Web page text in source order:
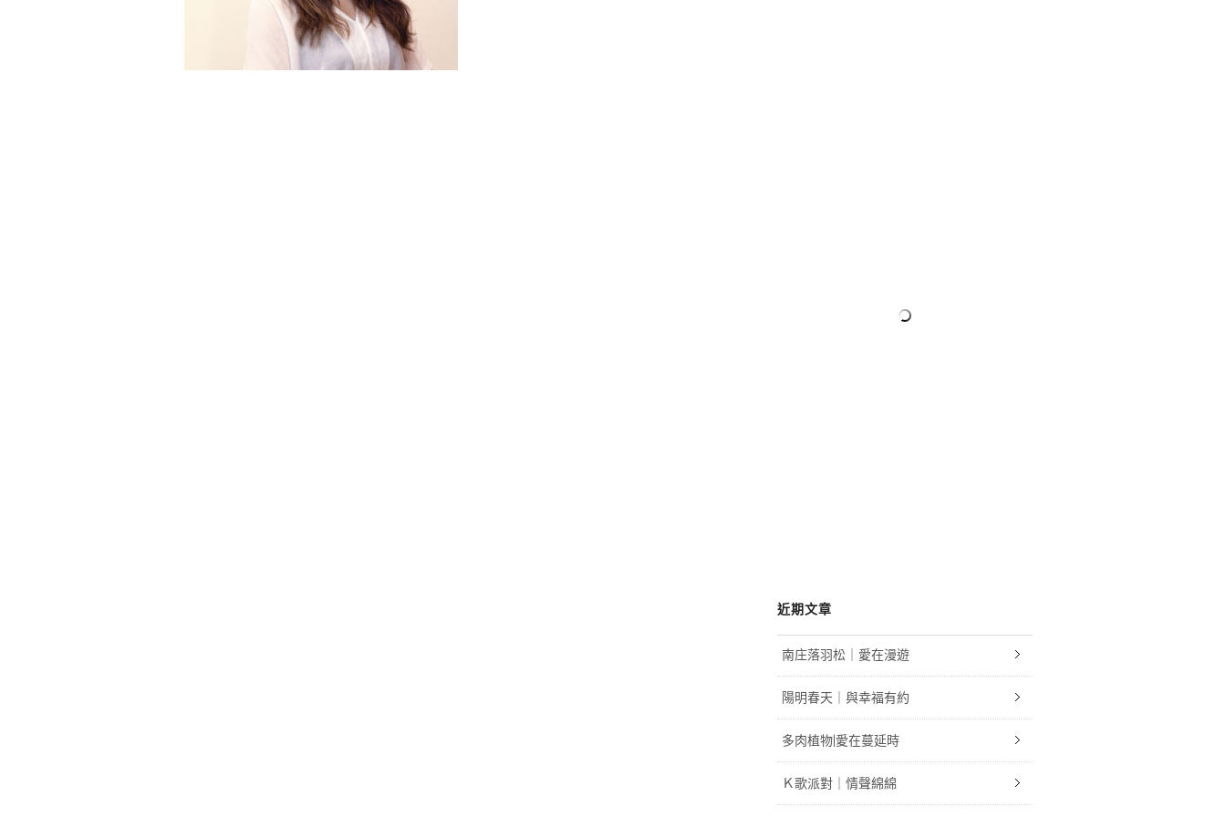
近期文章
南庄落羽松｜愛在漫遊
陽明春天｜與幸福有約
多肉植物|愛在蔓延時
Ｋ歌派對｜情聲綿綿